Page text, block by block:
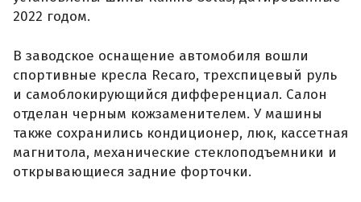
2022 годом.
В заводское оснащение автомобиля вошли
спортивные кресла Recaro, трехспицевый руль
и самоблокирующийся дифференциал. Салон
отделан черным кожзаменителем. У машины
также сохранились кондиционер, люк, кассетная
магнитола, механические стеклоподъемники и
открывающиеся задние форточки.